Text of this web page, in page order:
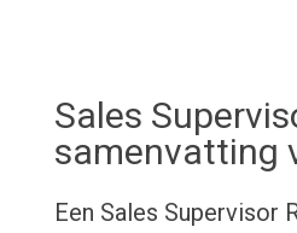
Sales
samenvatting
Een Sales Supervisor